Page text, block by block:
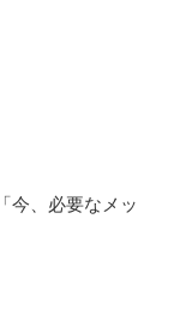
今、必要なメッ